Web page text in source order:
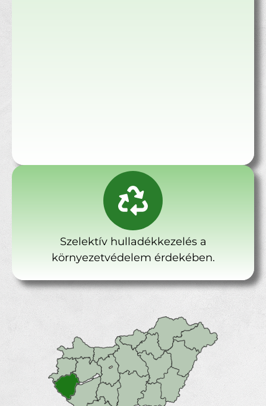
Szelektív hulladékkezelés a
környezetvédelem érdekében.